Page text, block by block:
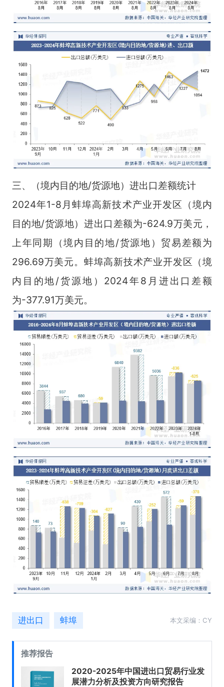
三、（境内目的地/货源地）进出口差额统计
2024年1-8月蚌埠高新技术产业开发区（境内
目的地/货源地）进出口差额为-624.9万美元，
上年同期（境内目的地/货源地）贸易差额为
296.69万美元。蚌埠高新技术产业开发区（境
内目的地/货源地）2024年8月进出口差额
为-377.91万美元。
进出口 蚌埠 本文采编：CY
推荐报告
2020-2025年中国进出口贸易行业发
展潜力分析及投资方向研究报告